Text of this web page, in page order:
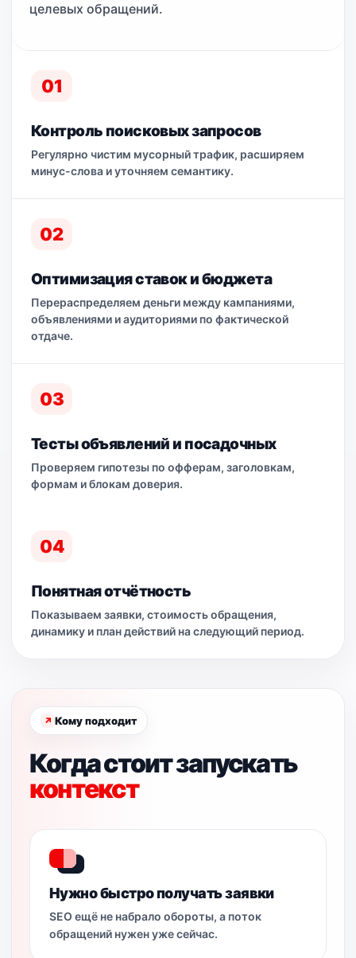
целевых обращений.
01
Контроль поисковых запросов
Регулярно чистим мусорный трафик, расширяем
минус-слова и уточняем семантику.
02
Оптимизация ставок и бюджета
Перераспределяем деньги между кампаниями,
объявлениями и аудиториями по фактической
отдаче.
03
Тесты объявлений и посадочных
Проверяем гипотезы по офферам, заголовкам,
формам и блокам доверия.
04
Понятная отчётность
Показываем заявки, стоимость обращения,
динамику и план действий на следующий период.
Кому подходит
Когда стоит запускать
контекст
Нужно быстро получать заявки
SEO ещё не набрало обороты, а поток
обращений нужен уже сейчас.